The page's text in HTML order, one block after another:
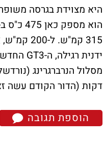
דקות (הדור הקודם עשה זאת ב-9
הוספת תגובה